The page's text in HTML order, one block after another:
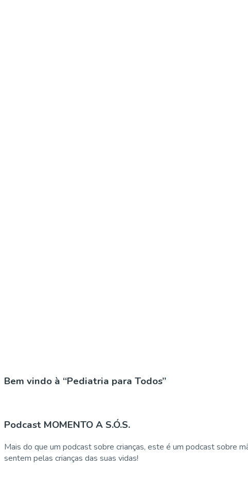
Bem vindo à “Pediatria para Todos”
Podcast MOMENTO A S.Ó.S.
Mais do que um podcast sobre crianças, este é um podcast sobre
sentem pelas crianças das suas vidas!